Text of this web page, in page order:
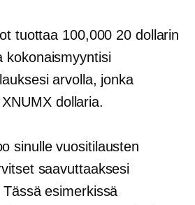
tuottaa 100,000 20 dollarin
kokonaismyyntisi
arvolla, jonka
dollaria.
sinulle vuositilausten
saavuttaaksesi
esimerkissä